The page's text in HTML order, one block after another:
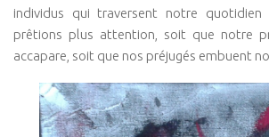
Cécile Bercegeay
Master Roger Itier
Christine Gatineau
Isa Artao
individus qui traversent notre quotidien
prêtions plus attention, soit que notre
accapare, soit que nos préjugés embuent